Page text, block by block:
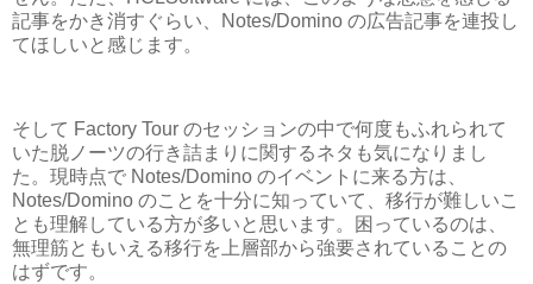
記事をかき消すぐらい、Notes/Domino の広告記事を連投し
てほしいと感じます。
そして Factory Tour のセッションの中で何度もふれられて
いた脱ノーツの行き詰まりに関するネタも気になりまし
た。現時点で Notes/Domino のイベントに来る方は、
Notes/Domino のことを十分に知っていて、移行が難しいこ
とも理解している方が多いと思います。困っているのは、
無理筋ともいえる移行を上層部から強要されていることの
はずです。